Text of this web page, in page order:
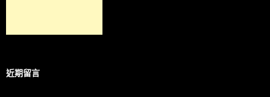
近期留言